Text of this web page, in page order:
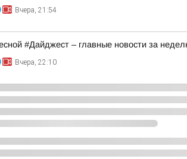
Вчера, 21:54
#Дайджест – главные новости за
Вчера, 22:10